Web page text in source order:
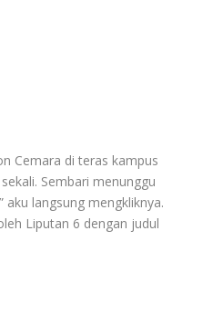
Cemara di teras kampus
Sembari menunggu
langsung mengkliknya.
Liputan 6 dengan judul